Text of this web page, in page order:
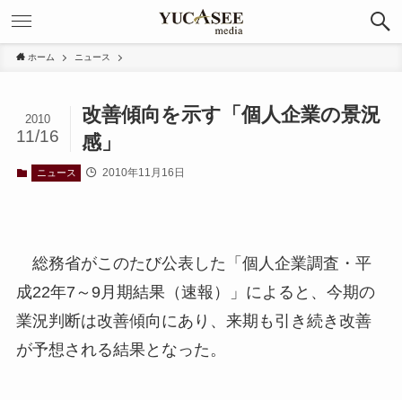
ホーム ニュース
改善傾向を示す「個人企業の景況
感」
2010
11/16
ニュース 2010年11月16日
総務省がこのたび公表した「個人企業調査・平
成22年7～9月期結果（速報）」によると、今期の
業況判断は改善傾向にあり、来期も引き続き改善
が予想される結果となった。